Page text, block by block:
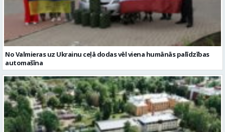
No Valmieras uz Ukrainu ceļā dodas vēl viena humānās palīdzības
automašīna